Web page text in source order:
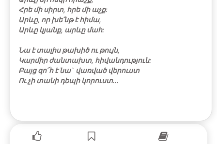
Հրե մի սիրտ, հրե մի աչք:
Արևը, որ խե՛նթ է հիմա,
Արևը կյանք, արևը մահ:
Նա է տալիս թախիծ ու թույն,
Կարմիր ժանտախտ, հիվանդություն:
Բայց զո՜հ է նա` վառված վերուստ
Ու չի տանի դեպի կորուստ...